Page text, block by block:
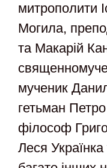
митрополити
Могила,
та Макарій
мученик
гетьман
філософ
Леся